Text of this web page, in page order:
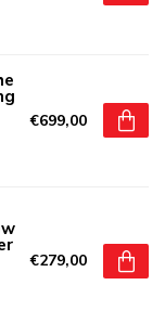
€699,00
€279,00